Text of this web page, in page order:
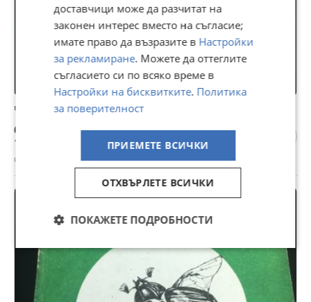
Четива,любопитни факти и задачи по химия
6 €
11,73 лв
с. Ахрянско, Кърджали, 29 юли
доставчици може да разчитат на
законен интерес вместо на съгласие;
имате право да възразите в Настройки
за рекламиране. Можете да оттеглите
съгласието си по всяко време в
Настройки на бисквитките. Политика
за поверителност
ПРИЕМЕТЕ ВСИЧКИ
ОТХВЪРЛЕТЕ ВСИЧКИ
ПОКАЖЕТЕ ПОДРОБНОСТИ